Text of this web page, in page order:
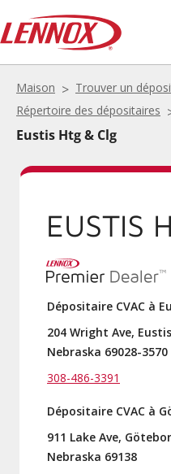
Maison
Trouver un
Répertoire des dépositaires
Eustis Htg & Clg
EUSTIS
Dépositaire CVAC à
204 Wright Ave, Eustis
Nebraska 69028-3570
308-486-3391
Dépositaire CVAC à
911 Lake Ave,
Nebraska 69138